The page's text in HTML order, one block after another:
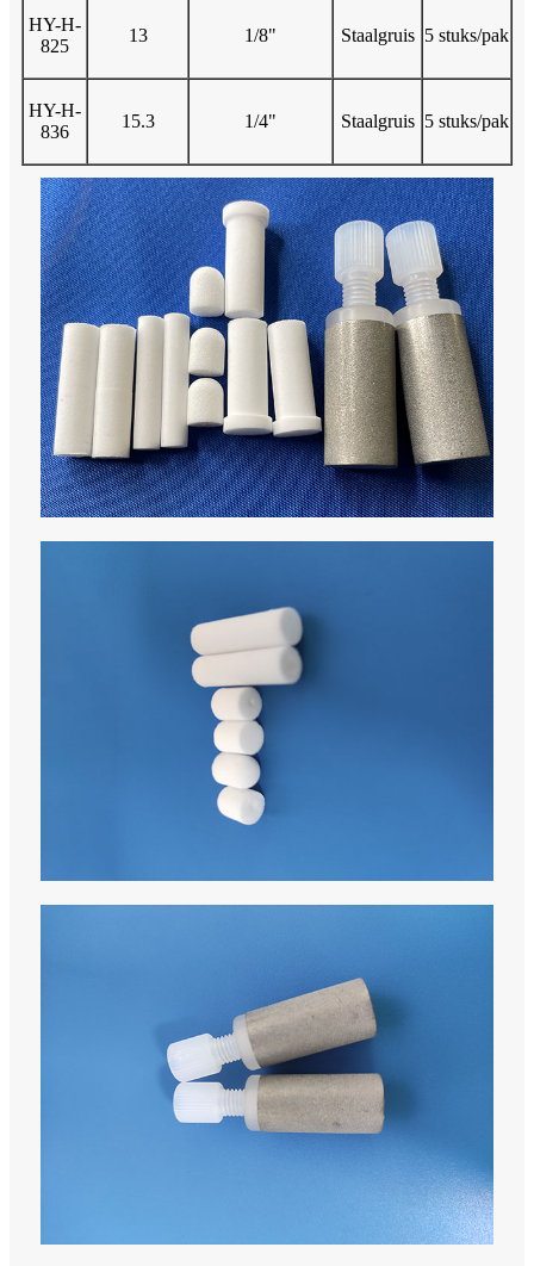
HY-H-
825
13 1/8" Staalgruis 5 stuks/pak
HY-H-
836
15.3 1/4" Staalgruis 5 stuks/pak